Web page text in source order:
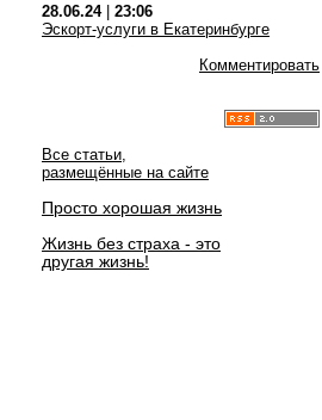
28.06.24| 23:06
Эскорт-услуги в Екатеринбурге
Комментировать
Все статьи,
размещённые на сайте
Просто хорошая жизнь
Жизнь без страха - это
другая жизнь!